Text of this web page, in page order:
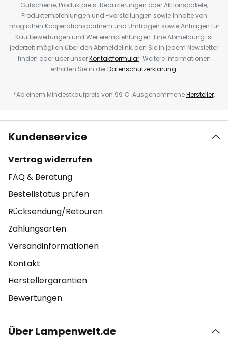
Gutscheine, Produktpreis-Reduzierungen oder Aktionspakete,
Produktempfehlungen und -vorstellungen sowie Inhalte von
möglichen Kooperationspartnern und Umfragen sowie Anfragen für
Kaufbewertungen und Weiterempfehlungen. Eine Abmeldung ist
jederzeit möglich über den Abmeldelink, den Sie in jedem Newsletter
finden oder über unserKontaktformular. Weitere Informationen
erhalten Sie in derDatenschutzerklärung.
*Ab einem Mindestkaufpreis von 99 €. AusgenommeneHersteller.
Kundenservice
Vertrag widerrufen
FAQ & Beratung
Bestellstatus prüfen
Rücksendung/Retouren
Zahlungsarten
Versandinformationen
Kontakt
Herstellergarantien
Bewertungen
Über Lampenwelt.de